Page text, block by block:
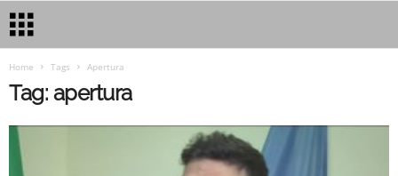
Home Tags Apertura
Tag: apertura